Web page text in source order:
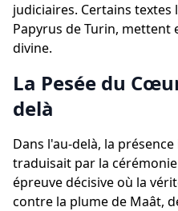
judiciaires. Certains
Papyrus de Turin,
divine.
La Pesée du
delà
Dans l'au-delà, la
traduisait par la
épreuve décisive où la
contre la plume de Maât,